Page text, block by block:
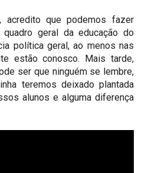
acredito que podemos fazer
quadro geral da educação do
política geral, ao menos nas
estão conosco. Mais tarde,
ser que ninguém se lembre,
teremos deixado plantada
alunos e alguma diferença